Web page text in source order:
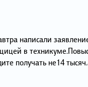
написали
в
получать не14